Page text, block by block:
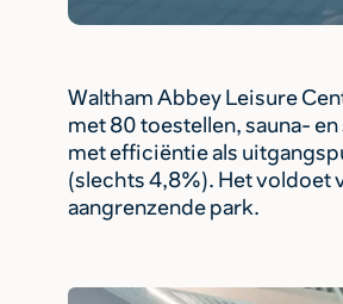
Waltham Abbey Leisure
met 80 toestellen, sauna-
met efficiëntie als
(slechts 4,8%). Het voldoet
aangrenzende park.